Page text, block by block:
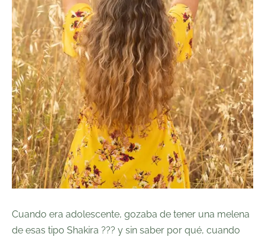
Cuando era adolescente, gozaba de tener una melena
de esas tipo Shakira ??‍? y sin saber por qué, cuando